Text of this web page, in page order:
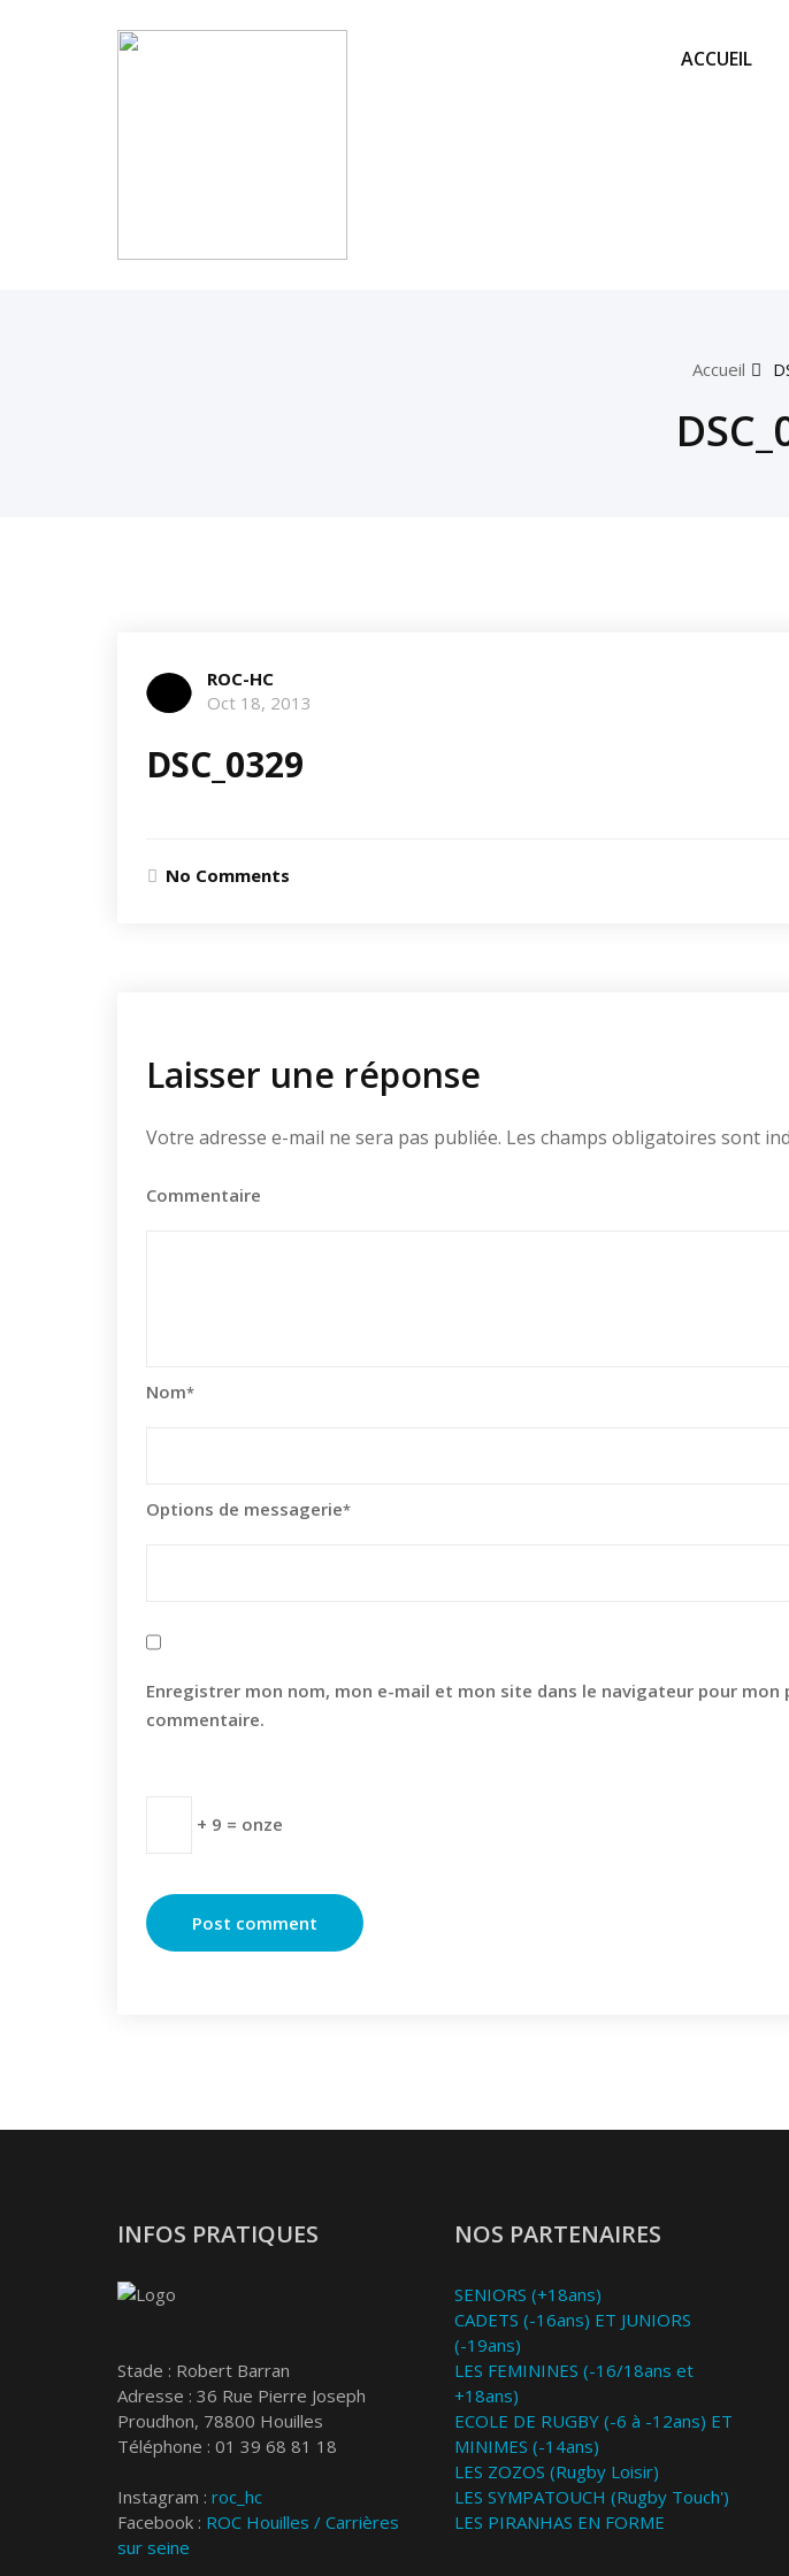
ACCUEIL
Accueil
ROC-HC
Oct 18, 2013
DSC_0329
No Comments
Laisser une réponse
Votre adresse e-mail ne sera pas publiée. Les champs obligatoires sont
Commentaire
Nom*
Options de messagerie*
Enregistrer mon nom, mon e-mail et mon site dans le navigateur pour mon
commentaire.
+ 9 = onze
INFOS PRATIQUES
Stade : Robert Barran
Adresse : 36 Rue Pierre Joseph
Proudhon, 78800 Houilles
Téléphone : 01 39 68 81 18
Instagram : roc_hc
Facebook : ROC Houilles / Carrières
sur seine
NOS PARTENAIRES
SENIORS (+18ans)
CADETS (-16ans) ET JUNIORS
(-19ans)
LES FEMININES (-16/18ans et
+18ans)
ECOLE DE RUGBY (-6 à -12ans) ET
MINIMES (-14ans)
LES ZOZOS (Rugby Loisir)
LES SYMPATOUCH (Rugby Touch')
LES PIRANHAS EN FORME